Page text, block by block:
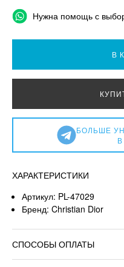
Нужна помощь с
В
БОЛЬШЕ
ХАРАКТЕРИСТИКИ
Артикул: PL-47029
Бренд: Christian Dior
СПОСОБЫ ОПЛАТЫ